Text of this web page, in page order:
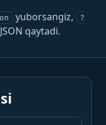
yuborsangiz,
?
qaytadi.